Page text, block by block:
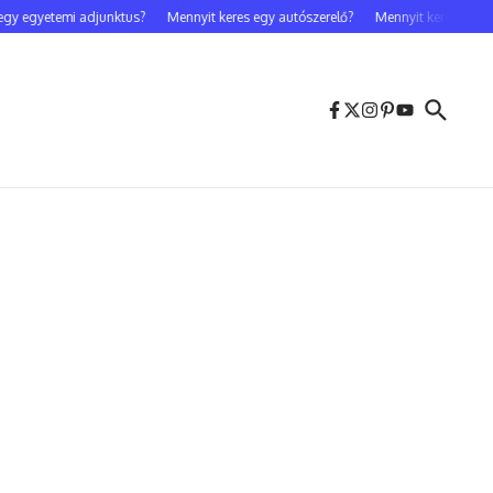
adjunktus? Mennyit keres egy autószerelő? Mennyit keres egy